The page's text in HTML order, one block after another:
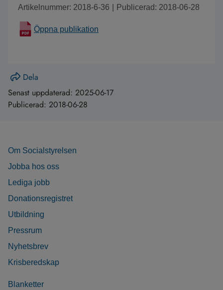
Artikelnummer: 2018-6-36 Publicerad: 2018-06-28
Öppna publikation
Dela
Senast uppdaterad: 2025-06-17
Publicerad: 2018-06-28
Om Socialstyrelsen
Jobba hos oss
Lediga jobb
Donationsregistret
Utbildning
Pressrum
Nyhetsbrev
Krisberedskap
Blanketter